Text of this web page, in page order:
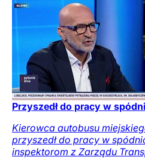
Przyszedł do pracy w
Kierowca autobusu
przyszedł do pracy w
inspektorom z Zarządu